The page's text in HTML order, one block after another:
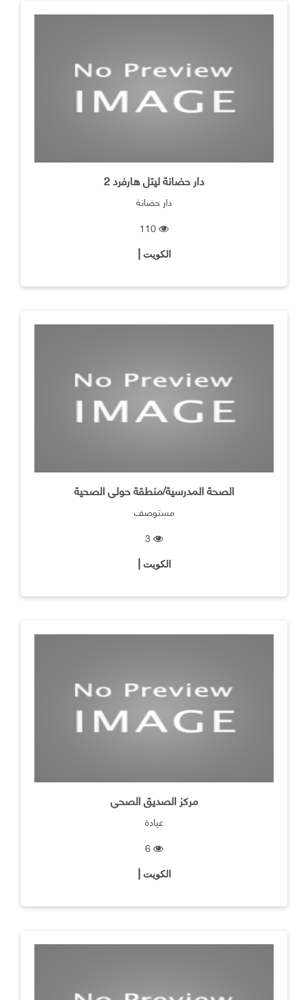
دار حضانة ليتل هارفرد 2
دار حضانة
الكويت |
الصحة المدرسية/منطقة حولي الصحية
مستوصف
الكويت |
مركز الصديق الصحي
عيادة
الكويت |